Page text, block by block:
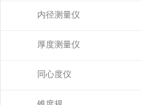
内径测量仪
厚度测量仪
同心度仪